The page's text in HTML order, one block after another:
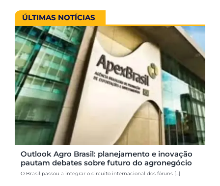
ÚLTIMAS NOTÍCIAS
Outlook Agro Brasil: planejamento e inovação
pautam debates sobre futuro do agronegócio
O Brasil passou a integrar o circuito internacional dos fóruns [...]